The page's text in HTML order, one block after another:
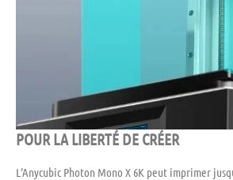
POUR LA LIBERTÉ DE CRÉER
L’Anycubic Photon Mono X 6K peut imprimer